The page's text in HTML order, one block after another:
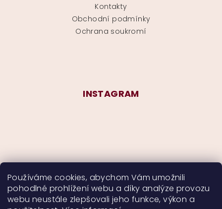
Používáme cookies, abychom Vám umožnili
pohodlné prohlížení webu a díky analýze provozu
webu neustále zlepšovali jeho funkce, výkon a
Kontakty
Obchodní podmínky
Ochrana soukromí
INSTAGRAM
Sledovat na Instagramu